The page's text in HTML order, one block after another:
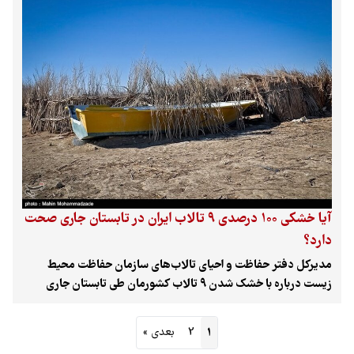
روبه‌اتمام بودن کار ساخت سد بخش آباد، مردم سیستان را
بیش‌ازپیش در تنگنای ماندن یا رفتن قرار داده است. منطقه سیستان
بی‌آبی ناشی از بند «کمال‌خان» و بی هوایی برگرفته از سد «بخش‌آباد»
را هنوز هضم نکرده است که رسانه‌ها خبر شروع مطالعات سد
جدیدی بنام سد «کج‌صمد» بر خاشرود را منتشر کرده‌اند.
آیا خشکی ۱۰۰ درصدی ۹ تالاب ایران در تابستان جاری صحت
دارد؟
مدیرکل دفتر حفاظت و احیای تالاب‌های سازمان حفاظت محیط
زیست درباره با خشک شدن ۹ تالاب کشورمان طی تابستان جاری
1
2 بعدی »